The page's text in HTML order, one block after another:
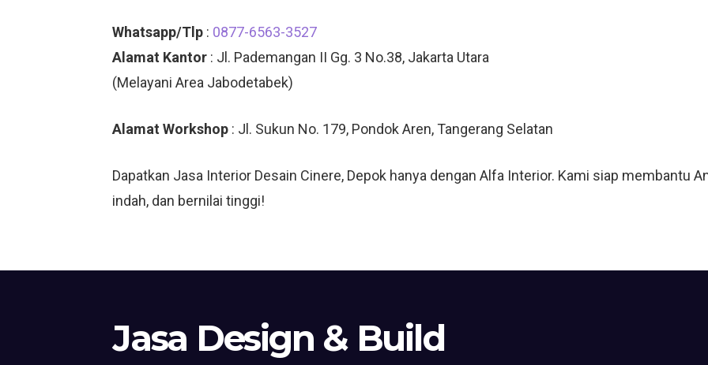
Whatsapp/Tlp : 0877-6563-3527
Alamat Kantor : Jl. Pademangan II Gg. 3 No.38, Jakarta Utara
(Melayani Area Jabodetabek)
Alamat Workshop : Jl. Sukun No. 179, Pondok Aren, Tangerang Selatan
Dapatkan Jasa Interior Desain Cinere, Depok hanya dengan Alfa Interior. Kami siap membantu
indah, dan bernilai tinggi!
Jasa Design & Build